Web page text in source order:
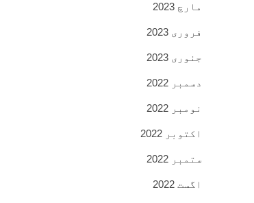
مارچ 2023
فروری 2023
جنوری 2023
دسمبر 2022
نومبر 2022
اکتوبر 2022
ستمبر 2022
اگست 2022